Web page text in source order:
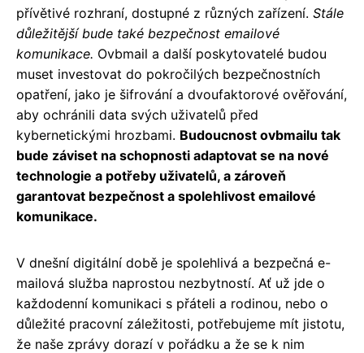
přívětivé rozhraní, dostupné z různých zařízení. Stále
důležitější bude také bezpečnost emailové
komunikace. Ovbmail a další poskytovatelé budou
muset investovat do pokročilých bezpečnostních
opatření, jako je šifrování a dvoufaktorové ověřování,
aby ochránili data svých uživatelů před
kybernetickými hrozbami. Budoucnost ovbmailu tak
bude záviset na schopnosti adaptovat se na nové
technologie a potřeby uživatelů, a zároveň
garantovat bezpečnost a spolehlivost emailové
komunikace.
V dnešní digitální době je spolehlivá a bezpečná e-
mailová služba naprostou nezbytností. Ať už jde o
každodenní komunikaci s přáteli a rodinou, nebo o
důležité pracovní záležitosti, potřebujeme mít jistotu,
že naše zprávy dorazí v pořádku a že se k nim